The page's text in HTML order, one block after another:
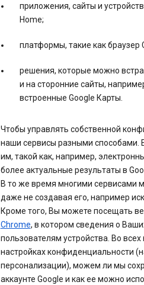
приложения, сайты и
Home;
платформы, такие как
решения, которые можно
и на сторонние сайты,
встроенные Google Карты.
Чтобы управлять собственной
наши сервисы разными способами.
им, такой как, например,
более актуальные результаты в
В то же время многими сервисами
даже не создавая его, например
Кроме того, Вы можете посещать
Chrome, в котором сведения о
пользователям устройства. Во
настройках конфиденциальности
персонализации), можем ли мы
аккаунте Google и как ее можно